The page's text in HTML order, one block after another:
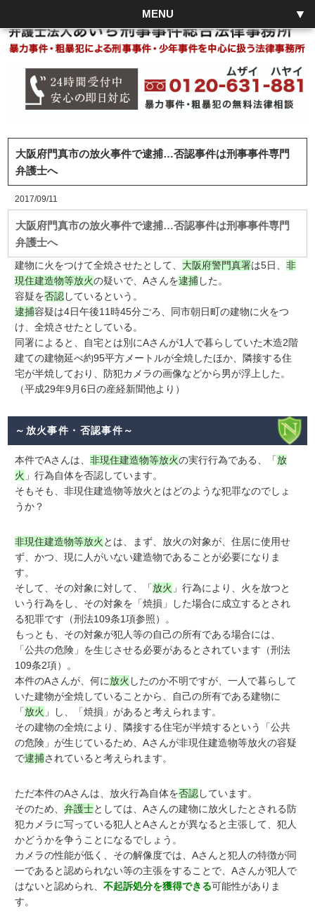
MENU
大阪府門真市の放火事件で逮捕…否認事件は刑事事件専門
弁護士へ
2017/09/11
大阪府門真市の放火事件で逮捕…否認事件は刑事事件専門
弁護士へ
建物に火をつけて全焼させたとして、 大阪府警門真署は5日、非
現住建造物等放火の疑いで、Aさんを逮捕した。
容疑を否認しているという。
逮捕容疑は4日午後11時45分ごろ、同市朝日町の建物に火をつ
け、全焼させたとしている。
同署によると、自宅とは別にAさんが1人で暮らしていた木造2階
建ての建物延べ約95平方メートルが全焼したほか、隣接する住
宅が半焼しており、防犯カメラの画像などから男が浮上した。
（平成29年9月6日の産経新聞他より）
～放火事件・否認事件～
本件でAさんは、非現住建造物等放火の実行行為である、「放
火 」行為自体を否認しています。
そもそも、非現住建造物等放火とはどのような犯罪なのでしょ
うか？
非現住建造物等放火 とは、まず、放火の対象が、住居に使用せ
ず、かつ、現に人がいない建造物であることが必要になりま
す。
そして、その対象に対して、「放火 」行為により、火を放つと
いう行為をし、その対象を「焼損」した場合に成立するとされ
る犯罪です（刑法109条1項参照）。
もっとも、その対象が犯人等の自己の所有である場合には、
「公共の危険」を生じさせる必要があるとされています（刑法
109条2項）。
本件のAさんが、何に放火 したのか不明ですが、一人で暮らして
いた建物が全焼していることから、自己の所有である建物に
「放火 」し、「焼損」があると考えられます。
その建物の全焼により、隣接する住宅が半焼するという「公共
の危険」が生じているため、Aさんが非現住建造物等放火の容疑
で逮捕されていると考えられます。
ただ本件のAさんは、放火行為自体を否認しています。
そのため、弁護士としては、Aさんの建物に放火したとされる防
犯カメラに写っている犯人とAさんとが異なると主張して、犯人
かどうかを争うことになるでしょう。
カメラの性能が低く、その解像度では、Aさんと犯人の特徴が同
一であると認められない等の主張をすることで、Aさんが犯人で
はないと認められ、不起訴処分を獲得できる可能性がありま
す。